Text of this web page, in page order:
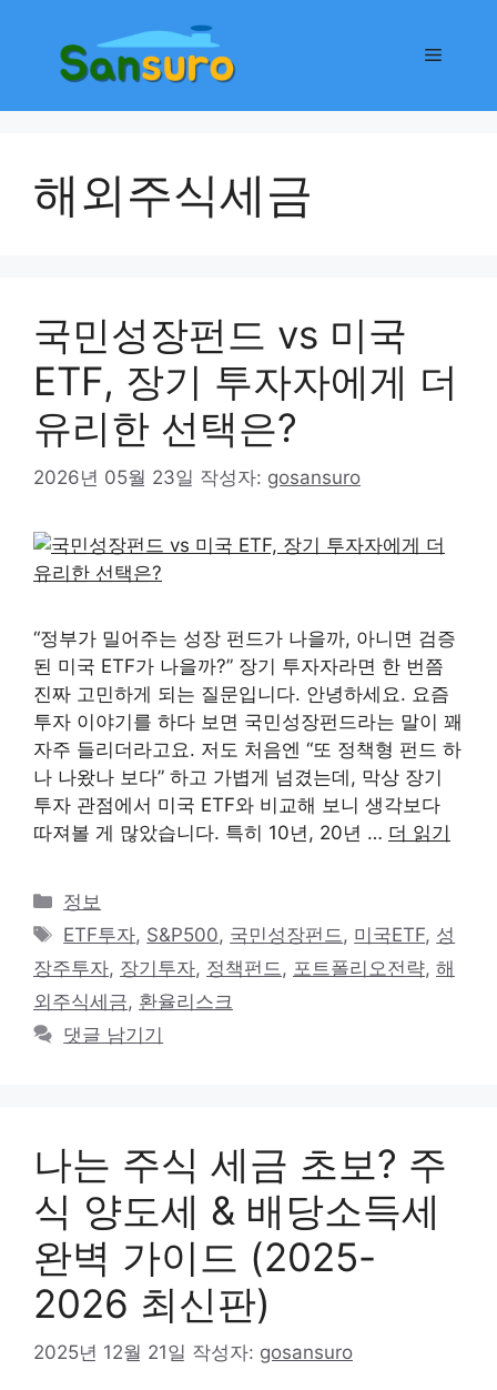
메
해외주식세금
국민성장펀드 vs 미국
ETF, 장기 투자자에게 더
유리한 선택은?
2026년 05월 23일 작성자: gosansuro
“정부가 밀어주는 성장 펀드가 나을까, 아니면 검증
된 미국 ETF가 나을까?” 장기 투자자라면 한 번쯤
진짜 고민하게 되는 질문입니다. 안녕하세요. 요즘
투자 이야기를 하다 보면 국민성장펀드라는 말이 꽤
자주 들리더라고요. 저도 처음엔 “또 정책형 펀드 하
나 나왔나 보다” 하고 가볍게 넘겼는데, 막상 장기
투자 관점에서 미국 ETF와 비교해 보니 생각보다
따져볼 게 많았습니다. 특히 10년, 20년 … 더 읽기
카
테
리
정보
태
그
ETF투자, S&P500, 국민성장펀드 , 미국ETF, 성
장주투자, 장기투자, 정책펀드 , 포트폴리오전략, 해
외주식세금, 환율리스크
댓글 남기기
나는 주식 세금 초보? 주
식 양도세 & 배당소득세
완벽 가이드 (2025-
2026 최신판)
2025년 12월 21일 작성자: gosansuro